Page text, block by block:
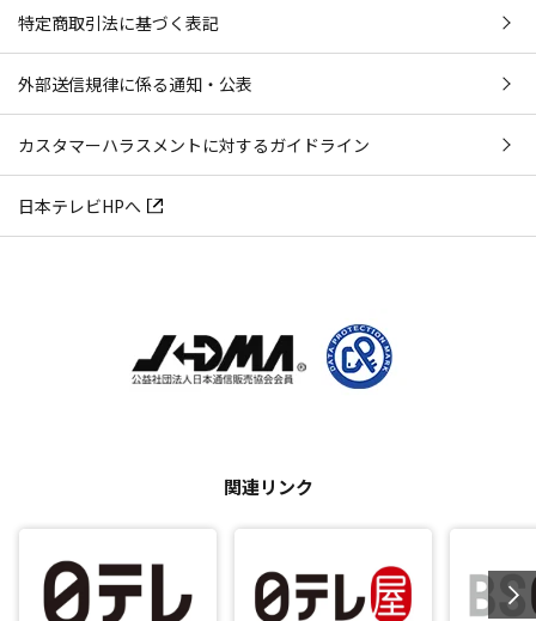
特定商取引法に基づく表記
外部送信規律に係る通知・公表
カスタマーハラスメントに対するガイドライン
日本テレビHPへ
関連リンク